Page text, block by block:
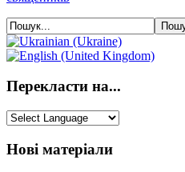
Перекласти на...
Нові матеріали